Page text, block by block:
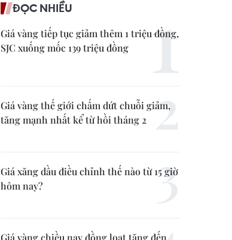
ĐỌC NHIỀU
Giá vàng tiếp tục giảm thêm 1 triệu đồng,
SJC xuống mốc 139 triệu đồng
Giá vàng thế giới chấm dứt chuỗi giảm,
tăng mạnh nhất kể từ hồi tháng 2
Giá xăng dầu điều chỉnh thế nào từ 15 giờ
hôm nay?
Giá vàng chiều nay đồng loạt tăng đến